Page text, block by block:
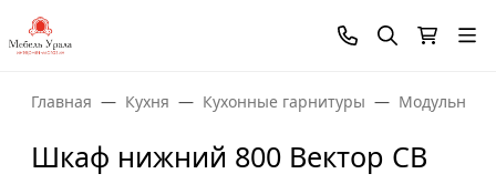
Главная Кухня Кухонные гарнитуры Модульные
Шкаф нижний 800 Вектор СВ